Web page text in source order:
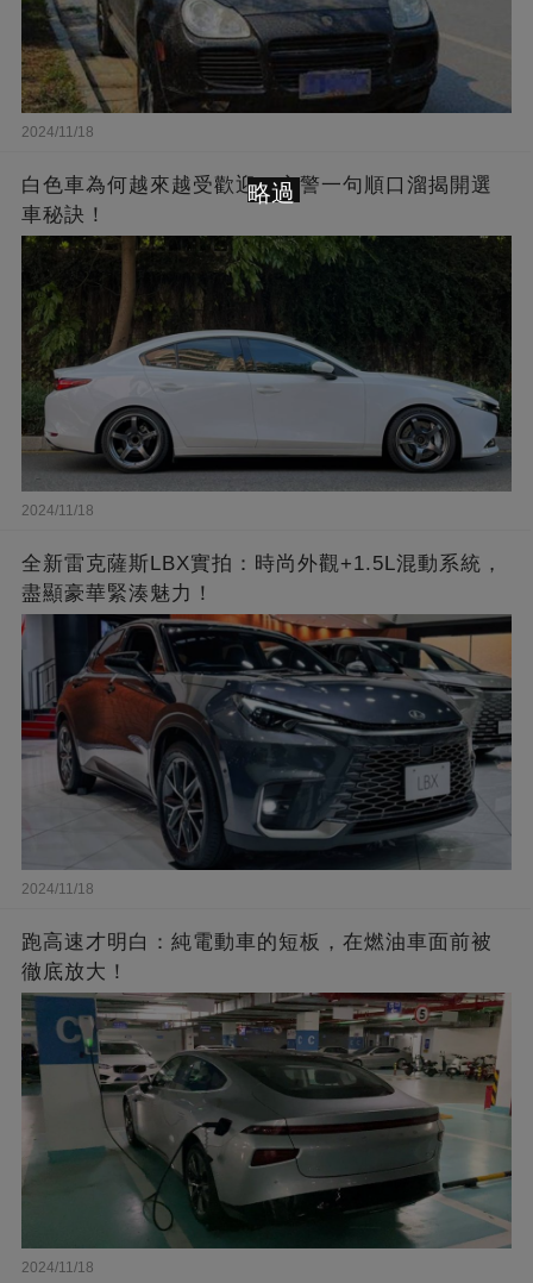
2024/11/18
白色車為何越來越受歡迎？交警一句順口溜揭開選
車秘訣！
2024/11/18
全新雷克薩斯LBX實拍：時尚外觀+1.5L混動系統，
盡顯豪華緊湊魅力！
2024/11/18
跑高速才明白：純電動車的短板，在燃油車面前被
徹底放大！
2024/11/18
略過